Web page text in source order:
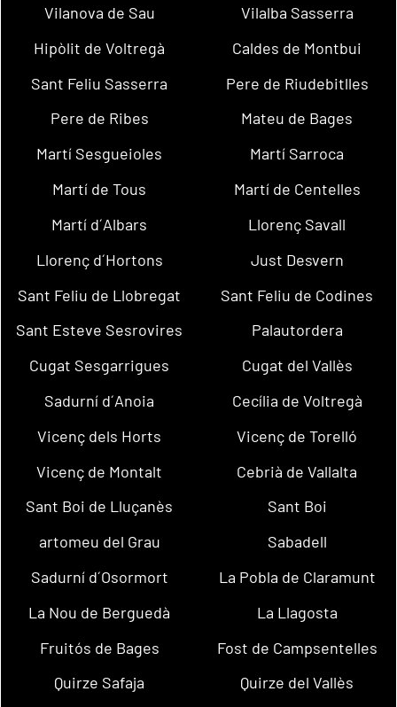
Vilanova de Sau
Vilalba Sasserra
Hipòlit de Voltregà
Caldes de Montbui
Sant Feliu Sasserra
Pere de Riudebitlles
Pere de Ribes
Mateu de Bages
Martí Sesgueioles
Martí Sarroca
Martí de Tous
Martí de Centelles
Martí d´Albars
Llorenç Savall
Llorenç d´Hortons
Just Desvern
Sant Feliu de Llobregat
Sant Feliu de Codines
Sant Esteve Sesrovires
Palautordera
Cugat Sesgarrigues
Cugat del Vallès
Sadurní d´Anoia
Cecília de Voltregà
Vicenç dels Horts
Vicenç de Torelló
Vicenç de Montalt
Cebrià de Vallalta
Sant Boi de Lluçanès
Sant Boi
artomeu del Grau
Sabadell
Sadurní d´Osormort
La Pobla de Claramunt
La Nou de Berguedà
La Llagosta
Fruitós de Bages
Fost de Campsentelles
Quirze Safaja
Quirze del Vallès